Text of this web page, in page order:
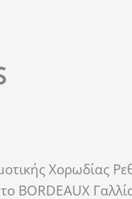
Χορωδίας
BORDEAUX